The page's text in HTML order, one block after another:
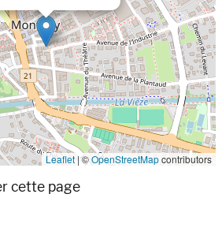
cette page
Leaflet |©OpenStreetMapcontributors